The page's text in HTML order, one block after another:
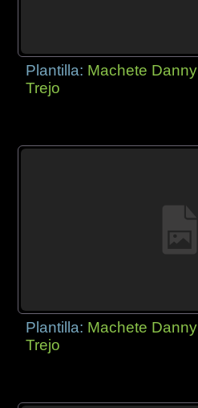
Plantilla: Machete Danny
Trejo
Plantilla: Machete Danny
Trejo